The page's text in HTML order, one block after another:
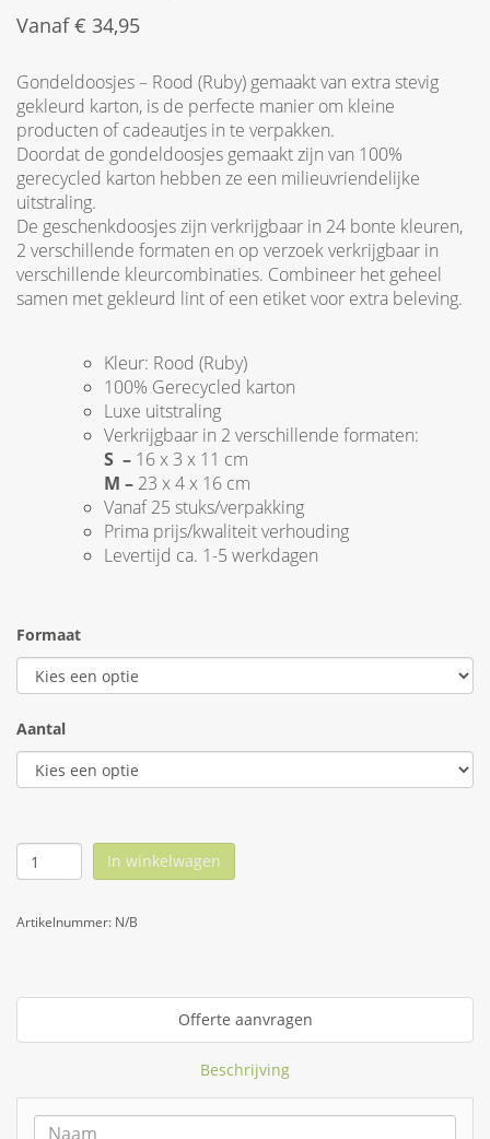
Vanaf€ 34,95
Gondeldoosjes – Rood (Ruby) gemaakt van extra stevig
gekleurd karton, is de perfecte manier om kleine
producten of cadeautjes in te verpakken.
Doordat de gondeldoosjes gemaakt zijn van 100%
gerecycled karton hebben ze een milieuvriendelijke
uitstraling.
De geschenkdoosjes zijn verkrijgbaar in 24 bonte kleuren,
2 verschillende formaten en op verzoek verkrijgbaar in
verschillende kleurcombinaties. Combineer het geheel
samen met gekleurd lint of een etiket voor extra beleving.
Kleur: Rood (Ruby)
100% Gerecycled karton
Luxe uitstraling
Verkrijgbaar in 2 verschillende formaten:
S – 16 x 3 x 11 cm
M – 23 x 4 x 16 cm
Vanaf 25 stuks/verpakking
Prima prijs/kwaliteit verhouding
Levertijd ca. 1-5 werkdagen
Formaat
Aantal
In winkelwagen
Artikelnummer: N/B
Offerte aanvragen
Beschrijving